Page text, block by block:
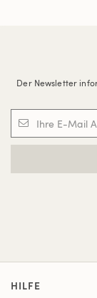
Der Newsletter
HILFE